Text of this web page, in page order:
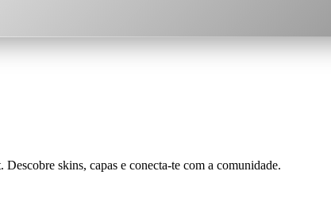
skins, capas e conecta-te com a comunidade.